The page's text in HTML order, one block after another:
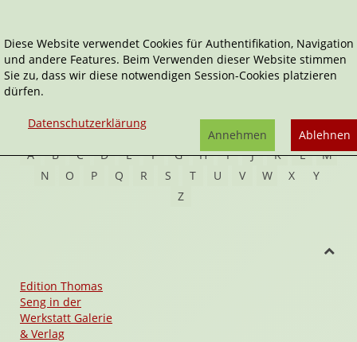
Home Verlage
Verlage
A B C D E F G H I J K L
M
N
O P Q R S T U V W X
Y
Z
Edition Thomas
Seng in der
Werkstatt Galerie
& Verlag
Diese Website verwendet Cookies für Authentifikation, Navigation
und andere Features. Beim Verwenden dieser Website stimmen
Sie zu, dass wir diese notwendigen Session-Cookies platzieren
dürfen.
Datenschutzerklärung
Ablehnen
Annehmen